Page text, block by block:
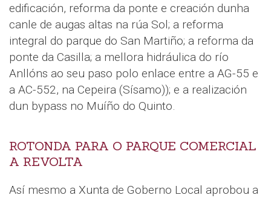
edificación, reforma da ponte e creación dunha
canle de augas altas na rúa Sol; a reforma
integral do parque do San Martiño; a reforma da
ponte da Casilla; a mellora hidráulica do río
Anllóns ao seu paso polo enlace entre a AG-55 e
a AC-552, na Cepeira (Sísamo)); e a realización
dun bypass no Muíño do Quinto.
ROTONDA PARA O PARQUE COMERCIAL
A REVOLTA
Así mesmo a Xunta de Goberno Local aprobou a